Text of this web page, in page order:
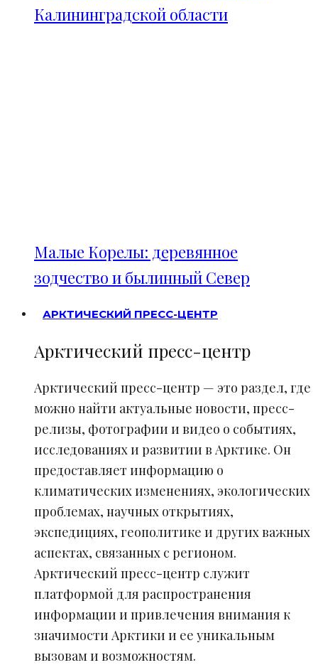
Калининградской области
Малые Корелы: деревянное
зодчество и былинный Север
АРКТИЧЕСКИЙ ПРЕСС-ЦЕНТР
Арктический пресс-центр
Арктический пресс-центр — это раздел, где
можно найти актуальные новости, пресс-
релизы, фотографии и видео о событиях,
исследованиях и развитии в Арктике. Он
предоставляет информацию о
климатических изменениях, экологических
проблемах, научных открытиях,
экспедициях, геополитике и других важных
аспектах, связанных с регионом.
Арктический пресс-центр служит
платформой для распространения
информации и привлечения внимания к
значимости Арктики и ее уникальным
вызовам и возможностям.